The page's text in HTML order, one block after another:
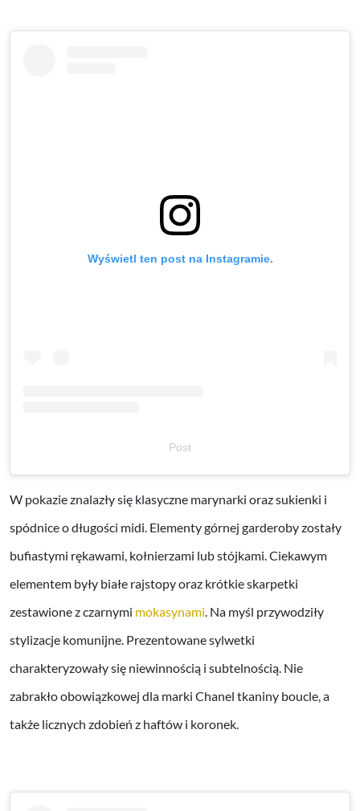
Wyświetl ten post na Instagramie.
Post
W pokazie znalazły się klasyczne marynarki oraz sukienki i
spódnice o długości midi. Elementy górnej garderoby zostały
bufiastymi rękawami, kołnierzami lub stójkami. Ciekawym
elementem były białe rajstopy oraz krótkie skarpetki
zestawione z czarnymi mokasynami. Na myśl przywodziły
stylizacje komunijne. Prezentowane sylwetki
charakteryzowały się niewinnością i subtelnością. Nie
zabrakło obowiązkowej dla marki Chanel tkaniny boucle, a
także licznych zdobień z haftów i koronek.